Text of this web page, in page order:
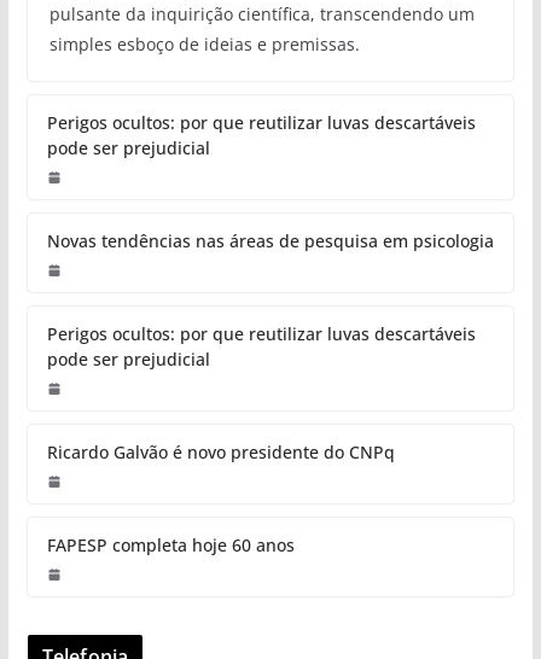
pulsante da inquirição científica, transcendendo um
simples esboço de ideias e premissas.
Perigos ocultos: por que reutilizar luvas descartáveis
pode ser prejudicial
Novas tendências nas áreas de pesquisa em psicologia
Perigos ocultos: por que reutilizar luvas descartáveis
pode ser prejudicial
Ricardo Galvão é novo presidente do CNPq
FAPESP completa hoje 60 anos